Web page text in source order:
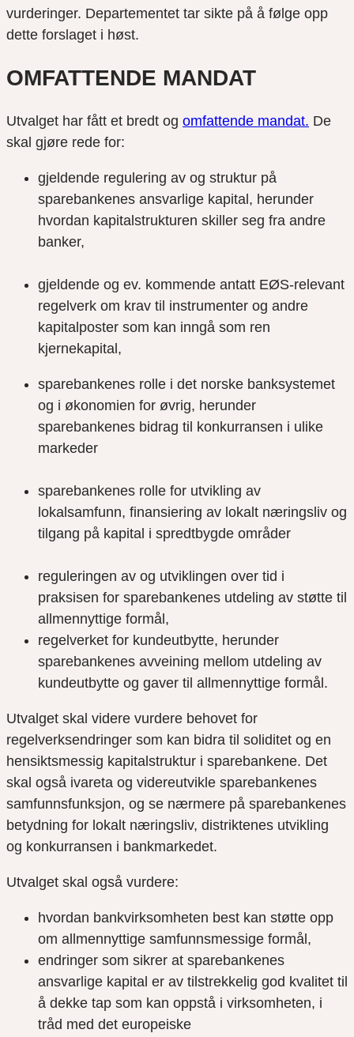
vurderinger. Departementet tar sikte på å følge opp
dette forslaget i høst.
OMFATTENDE MANDAT
Utvalget har fått et bredt og omfattende mandat. De
skal gjøre rede for:
gjeldende regulering av og struktur på
sparebankenes ansvarlige kapital, herunder
hvordan kapitalstrukturen skiller seg fra andre
banker,
gjeldende og ev. kommende antatt EØS-relevant
regelverk om krav til instrumenter og andre
kapitalposter som kan inngå som ren
kjernekapital,
sparebankenes rolle i det norske banksystemet
og i økonomien for øvrig, herunder
sparebankenes bidrag til konkurransen i ulike
markeder
sparebankenes rolle for utvikling av
lokalsamfunn, finansiering av lokalt næringsliv og
tilgang på kapital i spredtbygde områder
reguleringen av og utviklingen over tid i
praksisen for sparebankenes utdeling av støtte til
allmennyttige formål,
regelverket for kundeutbytte, herunder
sparebankenes avveining mellom utdeling av
kundeutbytte og gaver til allmennyttige formål.
Utvalget skal videre vurdere behovet for
regelverksendringer som kan bidra til soliditet og en
hensiktsmessig kapitalstruktur i sparebankene. Det
skal også ivareta og videreutvikle sparebankenes
samfunnsfunksjon, og se nærmere på sparebankenes
betydning for lokalt næringsliv, distriktenes utvikling
og konkurransen i bankmarkedet.
Utvalget skal også vurdere:
hvordan bankvirksomheten best kan støtte opp
om allmennyttige samfunnsmessige formål,
endringer som sikrer at sparebankenes
ansvarlige kapital er av tilstrekkelig god kvalitet til
å dekke tap som kan oppstå i virksomheten, i
tråd med det europeiske